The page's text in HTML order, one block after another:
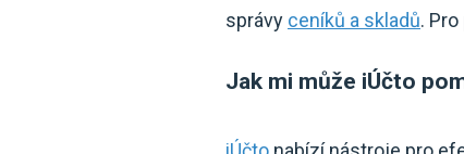
správy ceníků a skladů.
Jak mi může iÚčto